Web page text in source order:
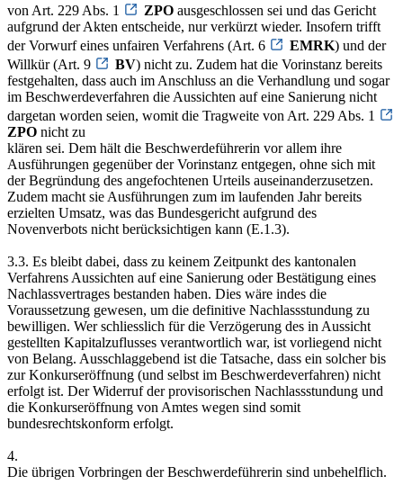
von Art. 229 Abs. 1
ZPO ausgeschlossen sei und das Gericht
aufgrund der Akten entscheide, nur verkürzt wieder. Insofern trifft
der Vorwurf eines unfairen Verfahrens (Art. 6
EMRK) und der
Willkür (Art. 9
BV) nicht zu. Zudem hat die Vorinstanz bereits
festgehalten, dass auch im Anschluss an die Verhandlung und sogar
im Beschwerdeverfahren die Aussichten auf eine Sanierung nicht
dargetan worden seien, womit die Tragweite von Art. 229 Abs. 1
ZPO nicht zu
klären sei. Dem hält die Beschwerdeführerin vor allem ihre
Ausführungen gegenüber der Vorinstanz entgegen, ohne sich mit
der Begründung des angefochtenen Urteils auseinanderzusetzen.
Zudem macht sie Ausführungen zum im laufenden Jahr bereits
erzielten Umsatz, was das Bundesgericht aufgrund des
Novenverbots nicht berücksichtigen kann (E.1.3).
3.3. Es bleibt dabei, dass zu keinem Zeitpunkt des kantonalen
Verfahrens Aussichten auf eine Sanierung oder Bestätigung eines
Nachlassvertrages bestanden haben. Dies wäre indes die
Voraussetzung gewesen, um die definitive Nachlassstundung zu
bewilligen. Wer schliesslich für die Verzögerung des in Aussicht
gestellten Kapitalzuflusses verantwortlich war, ist vorliegend nicht
von Belang. Ausschlaggebend ist die Tatsache, dass ein solcher bis
zur Konkurseröffnung (und selbst im Beschwerdeverfahren) nicht
erfolgt ist. Der Widerruf der provisorischen Nachlassstundung und
die Konkurseröffnung von Amtes wegen sind somit
bundesrechtskonform erfolgt.
4.
Die übrigen Vorbringen der Beschwerdeführerin sind unbehelflich.